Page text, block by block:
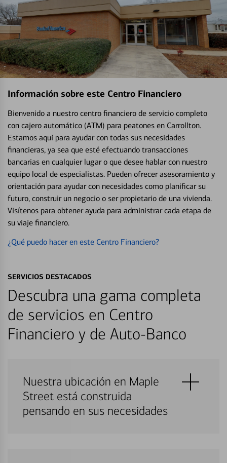
Información sobre este Centro Financiero
Bienvenido a nuestro centro financiero de servicio completo
con cajero automático (ATM) para peatones en Carrollton.
Estamos aquí para ayudar con todas sus necesidades
financieras, ya sea que esté efectuando transacciones
bancarias en cualquier lugar o que desee hablar con nuestro
equipo local de especialistas. Pueden ofrecer asesoramiento y
orientación para ayudar con necesidades como planificar su
futuro, construir un negocio o ser propietario de una vivienda.
Visítenos para obtener ayuda para administrar cada etapa de
su viaje financiero.
¿Qué puedo hacer en este Centro Financiero?
SERVICIOS DESTACADOS
Descubra una gama completa
de servicios en Centro
Financiero y de Auto-Banco
Nuestra ubicación en Maple
Street está construida
pensando en sus necesidades